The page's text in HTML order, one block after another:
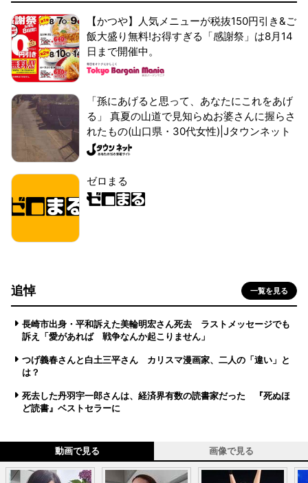
【かつや】人気メニューが税抜150円引き&ご
飯大盛り無料!お得すぎる「感謝祭」は8月14
日まで開催中。
「孫にあげると思って、あなたにこれをあげ
る」 真夏の山道で見知らぬお婆さんに握らさ
れたもの(山口県・30代女性)|Jタウンネット
ゼロまる
追悼 一覧を見る
長崎市出身・平和訴えた美輪明宏さん死去 ラストメッセージでも
訴え「愛があれば 戦争なんか起こりません」
つげ義春さんと白土三平さん カリスマ漫画家、二人の「違い」と
は？
死去した丹羽宇一郎さんは、経済界有数の読書家だった 『死ぬほ
ど読書』ベストセラーに
動画で見る 画像で見る